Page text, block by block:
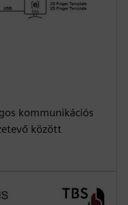
kommunikációs
között